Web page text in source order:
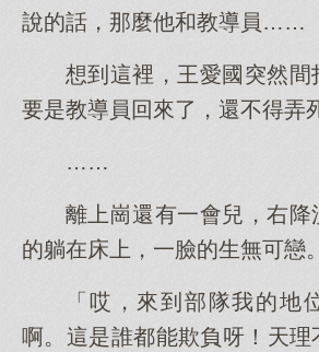
說的話，那麼他和教導員……
想到這裡，王愛國突然間
要是教導員回來了，還不得弄
……
離上崗還有一會兒，右降
的躺在床上，一臉的生無可戀。
「哎，來到部隊我的地
啊。這是誰都能欺負呀！天